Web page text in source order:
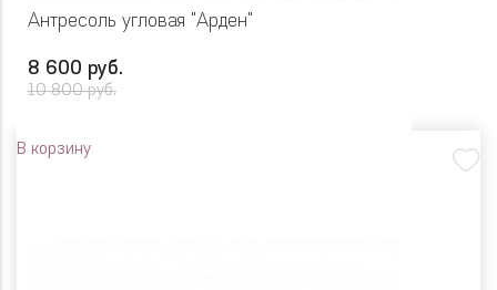
Антресоль угловая "Арден"
8 600 руб.
10 800 руб.
В корзину